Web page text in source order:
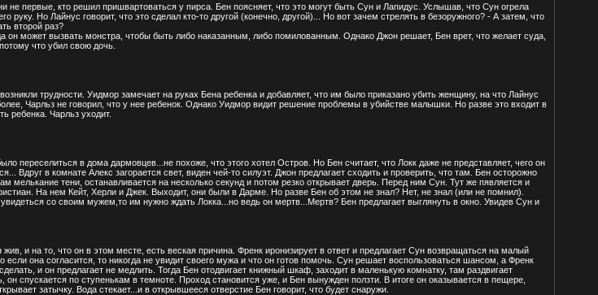
не первые, кто решил пришвартоваться у пирса. Бен поясняет, что это могут быть Сун и Лапидус. Услышав, что Сун огрела
руку. Но Лайнус говорит, что это сделал кто-то другой (конечно, другой)... Но вот зачем стрелять в безоружного? - А затем, что
второй раз?
он может вызвать монстра, чтобы быть либо наказанным, либо помилованным. Однако Джон решает, Бен врет, что желает суда,
что убил свою дочь.
трудности. Уидмор замечает на руках Бена ребенка и добавляет, что им было приказано убить женщину, на что Лайнус
Чарльз не говорил, что у нее ребенок. Однако Уидмор видит решение проблемы в убийстве малышки. Но разве это входит в
ребенка. Чарльз уходит.
переселиться в дома дармовцев...не похоже, что этого хотел Остров. Но Бен считает, что Локк даже не представляет, чего он
Вдруг в комнате Алекс загорается свет, виден чей-то силуэт. Джон предлагает сходить и проверить, что там. Бен осторожно
мелькание тени, останавливается на несколько секунд и потом резко открывает дверь. Перед ним Сун. Тут же пявляется и
На нем Кейт, Херли и Джек. Выходит, они были в Дарме. Но разве Бен об этом не знал? Нет, не знал (или не помнил).
со своим мужем,то им нужно ждать Локка...но ведь он мертв...Мертв? Бен предлагает выглянуть в окно. Увидев Сун и
жив, и на то, что он в этом месте, есть веская причина. Френк иронизирует в ответ и предлагает Сун возвращаться на малый
она согласится, то никогда не увидит своего мужа и что он готов помочь. Сун решает воспользоваться шансом, а Френк
и он предлагает не медлить. Тогда Бен отодвигает книжный шкаф, заходит в маленькую комнатку, там раздвигает
спускается по ступенькам в темноте. Проход становится уже, и Бен вынужден ползти. В итоге он оказывается в пещере,
затычку. Вода стекает...и в открывшееся отверстие Бен говорит, что будет снаружи.